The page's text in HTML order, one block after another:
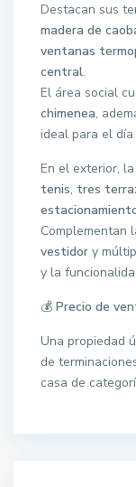
Destacan sus
madera de
ventanas
central.
El área social
chimenea,
ideal para el día
En el exterior,
tenis, tres
Complementan
vestidor y
y la
💰 Precio de
Una propiedad
de
casa de